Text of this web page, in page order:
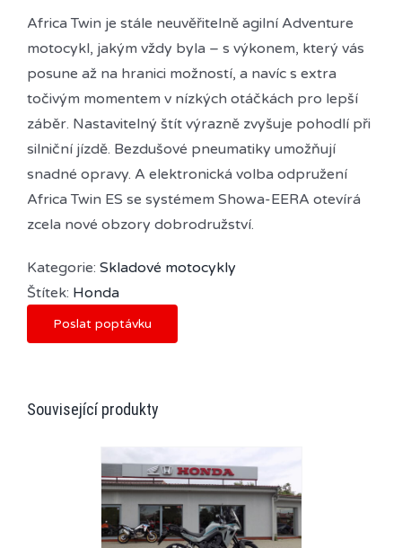
Africa Twin je stále neuvěřitelně agilní Adventure
motocykl, jakým vždy byla – s výkonem, který vás
posune až na hranici možností, a navíc s extra
točivým momentem v nízkých otáčkách pro lepší
záběr. Nastavitelný štít výrazně zvyšuje pohodlí při
silniční jízdě. Bezdušové pneumatiky umožňují
snadné opravy. A elektronická volba odpružení
Africa Twin ES se systémem Showa-EERA otevírá
zcela nové obzory dobrodružství.
Kategorie: Skladové motocykly
Štítek: Honda
Poslat poptávku
Související produkty